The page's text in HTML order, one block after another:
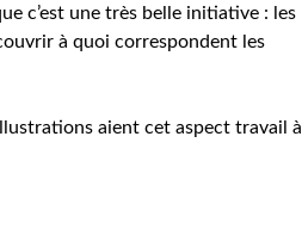
c’est une très belle initiative : les
à quoi correspondent les
aient cet aspect travail à